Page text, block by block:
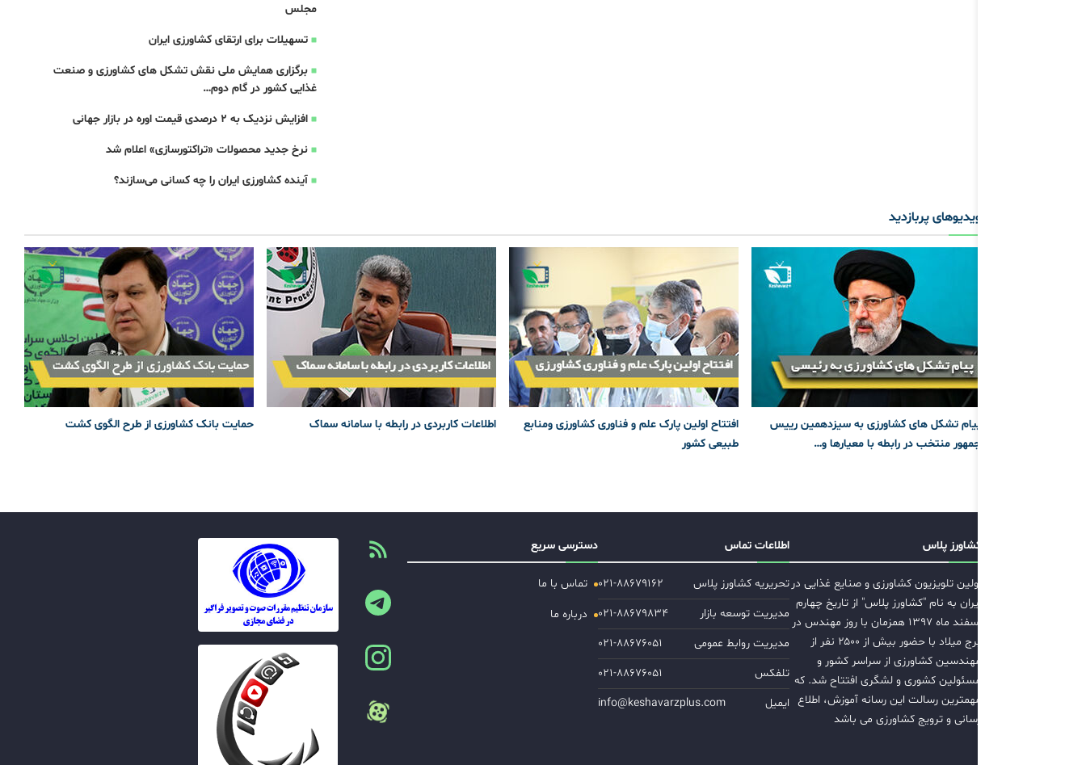
مجلس
تسهیلات برای ارتقای کشاورزی ایران
برگزاری همایش ملی نقش تشکل های کشاورزی و صنعت
غذایی کشور در گام دوم…
افزایش نزدیک به 2 درصدی قیمت اوره در بازار جهانی
نرخ جدید محصولات «تراکتورسازی» اعلام شد
آینده کشاورزی ایران را چه کسانی می‌سازند؟
ویدیوهای پربازدید
پیام تشکل های کشاورزی به سیزدهمین رییس
جمهور منتخب در رابطه با معیارها و…
افتتاح اولین پارک علم و فناوری کشاورزی و‌منابع
طبیعی کشور
اطلاعات کاربردی در رابطه با سامانه سماک حمایت بانک کشاورزی از طرح الگوی کشت
کشاورز پلاس
اولین تلویزیون کشاورزی و صنایع غذایی در
ایران به نام "کشاورز پلاس" از تاریخ چهارم
اسفند ماه ۱۳۹۷ همزمان با روز مهندس در
برج میلاد با حضور بیش از ۲۵۰۰ نفر از
مهندسین کشاورزی از سراسر کشور و
مسئولین کشوری و لشگری افتتاح شد. که
مهمترین رسالت این رسانه آموزش، اطلاع
رسانی و ترویج کشاورزی می باشد
اطلاعات تماس
تحریریه کشاورز پلاس
۰۲۱-۸۸۶۷۹۱۶۲
مدیریت توسعه بازار
۰۲۱-۸۸۶۷۹۸۳۴
مدیریت روابط عمومی
۰۲۱-۸۸۶۷۶۰۵۱
تلفکس
۰۲۱-۸۸۶۷۶۰۵۱
ایمیل
info@keshavarzplus.com
دسترسی سریع
تماس با ما
درباره ما